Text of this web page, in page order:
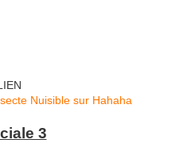
Nuisible sur Hahaha
3